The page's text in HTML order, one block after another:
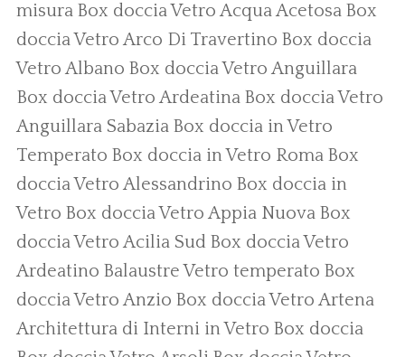
misura Box doccia Vetro Acqua Acetosa Box
doccia Vetro Arco Di Travertino Box doccia
Vetro Albano Box doccia Vetro Anguillara
Box doccia Vetro Ardeatina Box doccia Vetro
Anguillara Sabazia Box doccia in Vetro
Temperato Box doccia in Vetro Roma Box
doccia Vetro Alessandrino Box doccia in
Vetro Box doccia Vetro Appia Nuova Box
doccia Vetro Acilia Sud Box doccia Vetro
Ardeatino Balaustre Vetro temperato Box
doccia Vetro Anzio Box doccia Vetro Artena
Architettura di Interni in Vetro Box doccia